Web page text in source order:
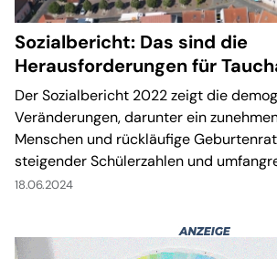
Sozialbericht: Das sind die
Herausforderungen für
Der Sozialbericht 2022 zeigt die
Veränderungen, darunter ein
Menschen und rückläufige
steigender Schülerzahlen und
Kinderbetreuungsangebote stellt die
Familien die Stadt vor
verdeutlicht die Notwendigkeit
18.06.2024